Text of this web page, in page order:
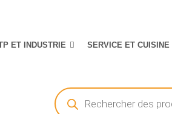
ET INDUSTRIE SERVICE ET CUISINE
Recherche
de
produits